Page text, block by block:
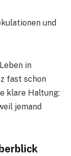
und
in
fast schon
klare Haltung:
jemand